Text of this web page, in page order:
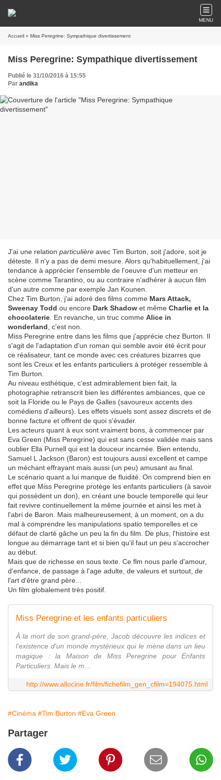
MENU
Accueil » Miss Peregrine: Sympathique divertissement
Miss Peregrine: Sympathique divertissement
Publié le 31/10/2016 à 15:55
Par andika
J'ai une relation particulière avec Tim Burton, soit j'adore, soit je
déteste. Il n'y a pas de demi mesure. Alors qu'habituellement, j'ai
tendance à apprécier l'ensemble de l'oeuvre d'un metteur en
scène comme Tarantino, ou au contraire n'adhérer à aucun film
d'un autre comme par exemple Jan Kounen.
Chez Tim Burton, j'ai adoré des films comme Mars Attack,
Sweenay Todd ou encore Dark Shadow et même Charlie et la
chocolaterie . En revanche, un truc comme Alice in
wonderland , c'est non.
Miss Peregrine entre dans les films que j'apprécie chez Burton. Il
s'agit de l'adaptation d'un roman qui semble avoir été écrit pour
ce réalisateur, tant ce monde avec ces créatures bizarres que
sont les Creux et les enfants particuliers à protéger ressemble à
Tim Burton.
Au niveau esthétique, c'est admirablement bien fait, la
photographie retranscrit bien les différentes ambiances, que ce
soit la Floride ou le Pays de Galles (savoureux accents des
comédiens d'ailleurs). Les effets visuels sont assez discrets et de
bonne facture et offrent de quoi s'évader.
Les acteurs quant à eux sont vraiment bons, à commencer par
Eva Green (Miss Peregrine) qui est sans cesse validée mais sans
oublier Ella Purnell qui est la douceur incarnée. Bien entendu,
Samuel L Jackson (Baron) est toujours aussi excellent et campe
un méchant effrayant mais aussi (un peu) amusant au final.
Le scénario quant a lui manque de fluidité. On comprend bien en
effet que Miss Peregrine protège les enfants particuliers (à savoir
qui possèdent un don), en créant une boucle temporelle qui leur
fait revivre continuellement la même journée et ainsi les met à
l'abri de Baron. Mais malheureusement, à un moment, on a du
mal à comprendre les manipulations spatio temporelles et ce
défaut de clarté gâche un peu la fin du film. De plus, l'histoire est
longue au démarrage tant et si bien qu'il faut un peu s'accrocher
au début.
Mais que de richesse en sous texte. Ce flm nous parle d'amour,
d'enfance, de passage à l'age adulte, de valeurs et surtout, de
l'art d'être grand père...
Un film globalement très positif.
Miss Peregrine et les enfants particuliers
À la mort de son grand-père, Jacob découvre les indices et
l'existence d'un monde mystérieux qui le mène dans un lieu
magique : la Maison de Miss Peregrine pour Enfants
Particuliers. Mais le m...
http://www.allocine.fr/film/fichefilm_gen_cfilm=194075.html
#Cinéma #Tim Burton #Eva Green
Partager